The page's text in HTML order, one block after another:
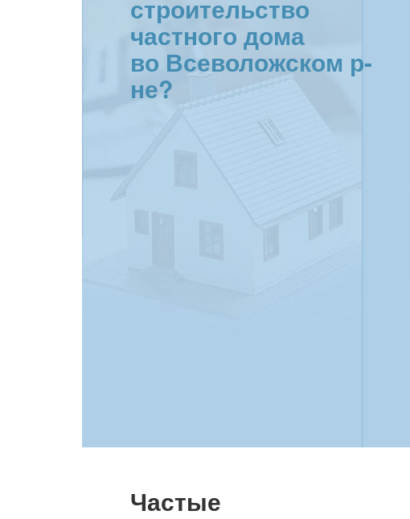
строительство
частного дома
во Всеволожском р-
не?
Частые